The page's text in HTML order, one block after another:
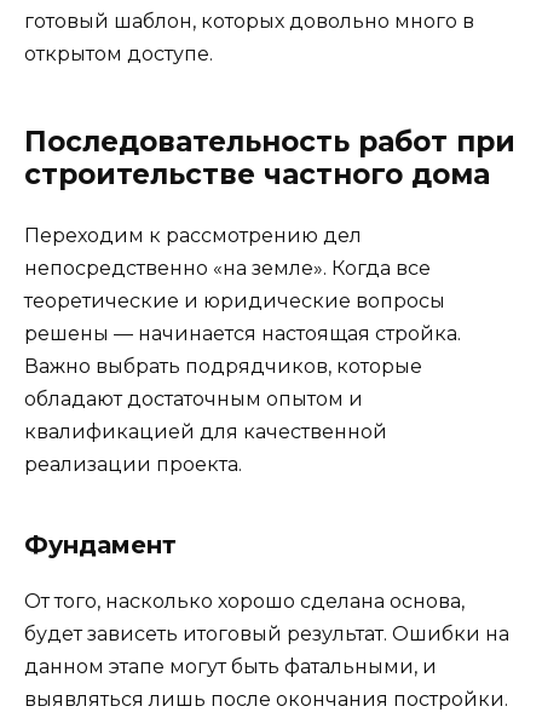
готовый шаблон, которых довольно много в
открытом доступе.
Последовательность работ при
строительстве частного дома
Переходим к рассмотрению дел
непосредственно «на земле». Когда все
теоретические и юридические вопросы
решены — начинается настоящая стройка.
Важно выбрать подрядчиков, которые
обладают достаточным опытом и
квалификацией для качественной
реализации проекта.
Фундамент
От того, насколько хорошо сделана основа,
будет зависеть итоговый результат. Ошибки на
данном этапе могут быть фатальными, и
выявляться лишь после окончания постройки.